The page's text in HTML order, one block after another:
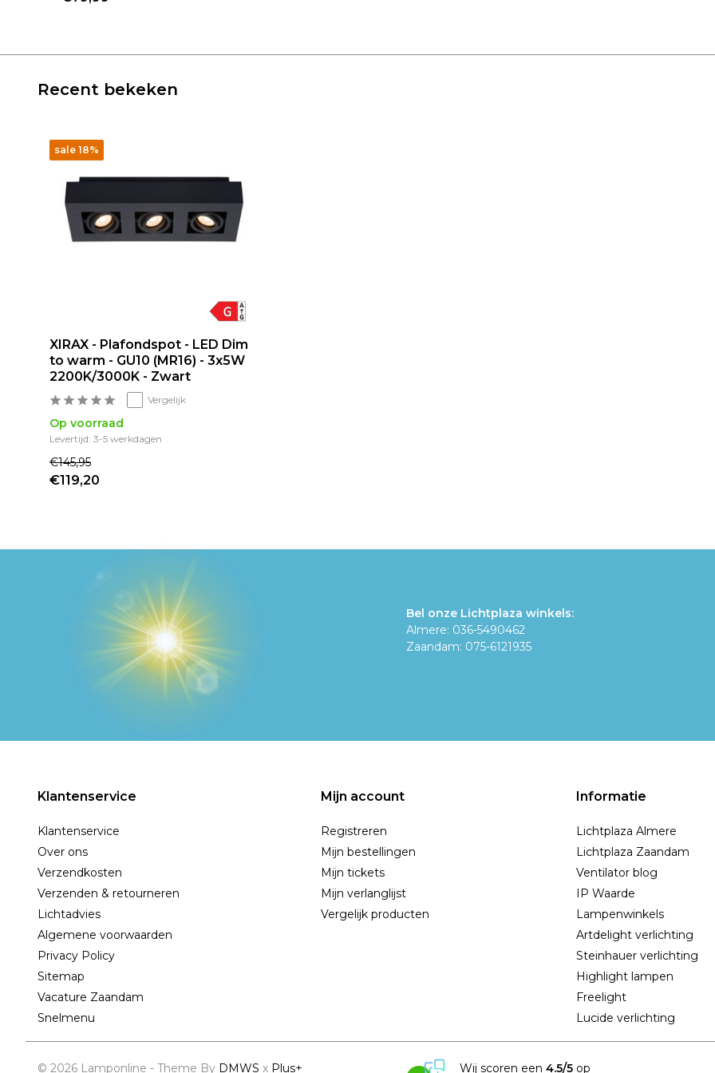
Recent bekeken
sale 18%
XIRAX - Plafondspot - LED Dim
to warm - GU10 (MR16) - 3x5W
2200K/3000K - Zwart
Vergelijk
Op voorraad
Levertijd: 3-5 werkdagen
€145,95
€119,20
Bel onze Lichtplaza winkels:
Almere: 036-5490462
Zaandam: 075-6121935
Klantenservice
Klantenservice
Over ons
Verzendkosten
Verzenden & retourneren
Lichtadvies
Algemene voorwaarden
Privacy Policy
Sitemap
Vacature Zaandam
Snelmenu
Mijn account
Registreren
Mijn bestellingen
Mijn tickets
Mijn verlanglijst
Vergelijk producten
Informatie
Lichtplaza Almere
Lichtplaza Zaandam
Ventilator blog
IP Waarde
Lampenwinkels
Artdelight verlichting
Steinhauer verlichting
Highlight lampen
Freelight
Lucide verlichting
© 2026 Lamponline - Theme By DMWS x Plus+ Wij scoren een 4.5/5op